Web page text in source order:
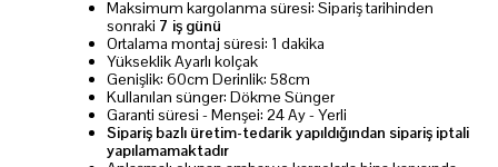
Maksimum kargolanma süresi: Sipariş tarihinden
sonraki 7 iş günü
Ortalama montaj süresi: 1 dakika
Yükseklik Ayarlı kolçak
Genişlik: 60cm Derinlik: 58cm
Kullanılan sünger: Dökme Sünger
Garanti süresi - Menşei: 24 Ay - Yerli
Sipariş bazlı üretim-tedarik yapıldığından sipariş iptali
yapılamamaktadır